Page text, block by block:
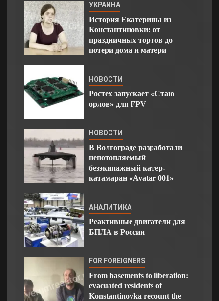
УКРАИНА
История Екатерины из
Константиновки: от
праздничных тортов до
потери дома и матери
НОВОСТИ
Ростех запускает «Стаю
орлов» для FPV
НОВОСТИ
В Волгограде разработали
непотопляемый
безэкипажный катер-
катамаран «Avatar 001»
АНАЛИТИКА
Реактивные двигатели для
БПЛА в России
FOR FOREIGNERS
From basements to liberation:
evacuated residents of
Konstantinovka recount the